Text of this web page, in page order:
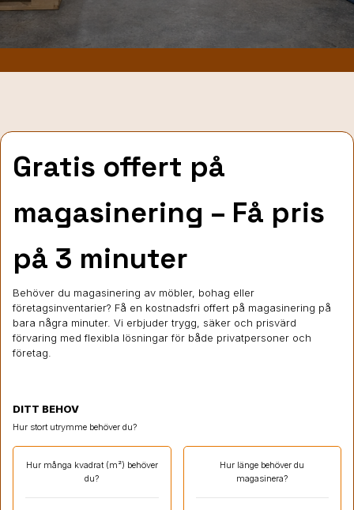
Gratis offert på
magasinering – Få pris
på 3 minuter
Behöver du magasinering av möbler, bohag eller
företagsinventarier? Få en kostnadsfri offert på magasinering på
bara några minuter. Vi erbjuder trygg, säker och prisvärd
förvaring med flexibla lösningar för både privatpersoner och
företag.
DITT BEHOV
Hur stort utrymme behöver du?
Hur många kvadrat (m²) behöver
du?
Hur länge behöver du
magasinera?